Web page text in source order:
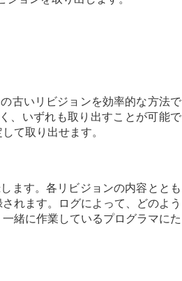
古いリビジョンを効率的な方法で
、いずれも取り出すことが可能で
て取り出せます。
ます。各リビジョンの内容ととも
れます。ログによって、どのよう
緒に作業しているプログラマにた